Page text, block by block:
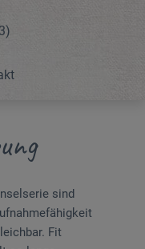
sind
Fit